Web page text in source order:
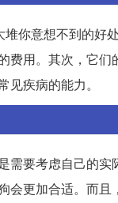
堆你意想不到的
费用。其次，它
疾病的能力。
需要考虑自己的
更加合适。而